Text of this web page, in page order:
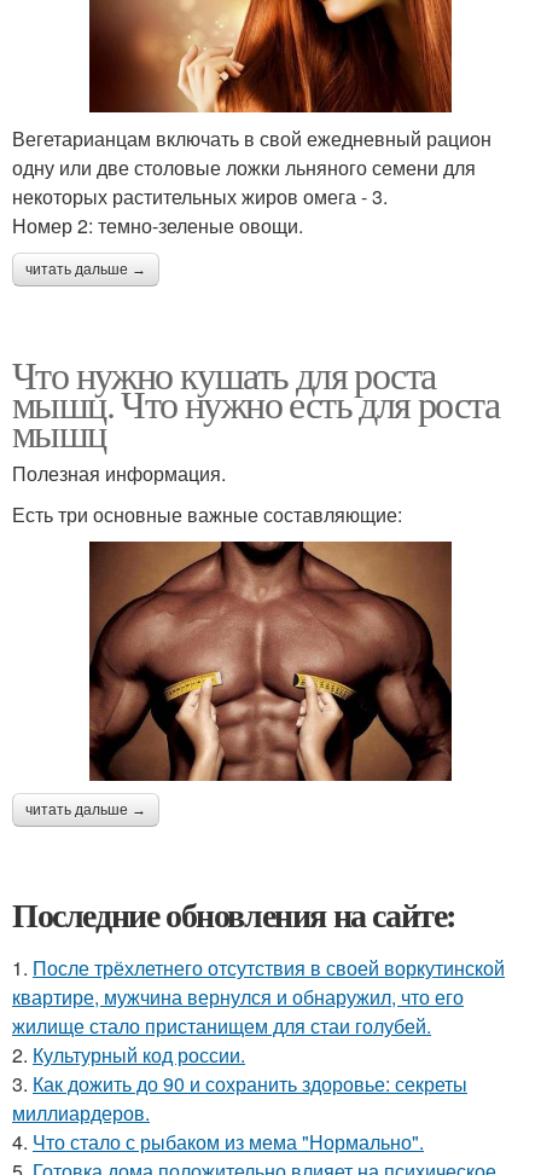
Вегетарианцам включать в свой ежедневный рацион
одну или две столовые ложки льняного семени для
некоторых растительных жиров омега - 3.
Номер 2: темно-зеленые овощи.
читать дальше →
Что нужно кушать для роста
мышц. Что нужно есть для роста
мышц
Полезная информация.
Есть три основные важные составляющие:
читать дальше →
Последние обновления на сайте:
1. После трёхлетнего отсутствия в своей воркутинской
квартире, мужчина вернулся и обнаружил, что его
жилище стало пристанищем для стаи голубей.
2. Культурный код россии.
3. Как дожить до 90 и сохранить здоровье: секреты
миллиардеров.
4. Что стало с рыбаком из мема "Нормально".